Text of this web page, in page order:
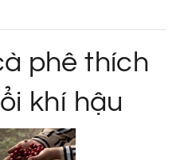
phê thích
khí hậu